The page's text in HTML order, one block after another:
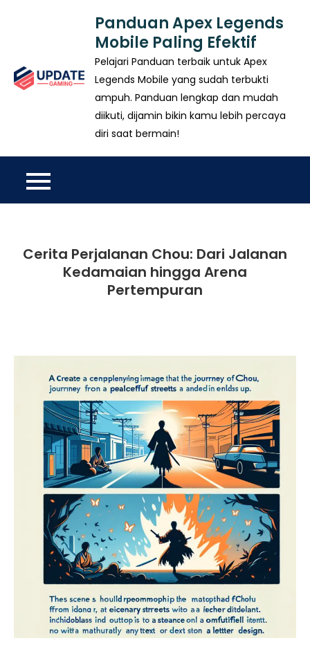
Panduan Apex Legends
Mobile Paling Efektif
Pelajari Panduan terbaik untuk Apex
Legends Mobile yang sudah terbukti
ampuh. Panduan lengkap dan mudah
diikuti, dijamin bikin kamu lebih percaya
diri saat bermain!
Cerita Perjalanan Chou: Dari Jalanan
Kedamaian hingga Arena
Pertempuran